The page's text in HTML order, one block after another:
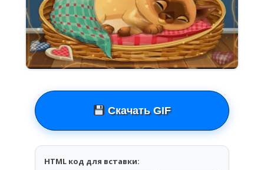
Скачать GIF
HTML код для вставки: